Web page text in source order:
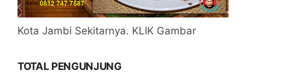
Kota Jambi Sekitarnya. KLIK Gambar
TOTAL PENGUNJUNG